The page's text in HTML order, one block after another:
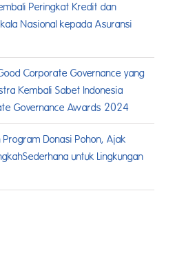
Peringkat Kredit dan
Nasional kepada Asuransi
Corporate Governance yang
Kembali Sabet Indonesia
Governance Awards 2024
Donasi Pohon, Ajak
untuk Lingkungan